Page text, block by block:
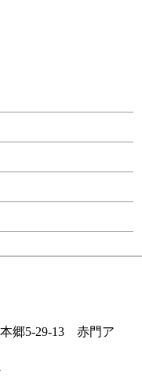
郷5-29-13 赤門ア